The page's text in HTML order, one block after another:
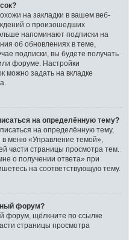
на закладки в вашем веб-
о произошедших
напоминают подписки на
об обновлениях в теме,
подписки, вы будете получать
форуме. Настройки
можно задать на вкладке
на определённую тему?
на определённую тему,
меню «Управление темой»,
части страницы просмотра тем.
о получении ответа» при
на соответствующую тему.
форум?
форум, щёлкните по ссылке
страницы просмотра